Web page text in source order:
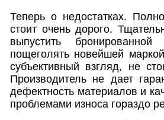
Теперь о недостатках.
стоит очень дорого.
выпустить
пощеголять новейшей
субъективный взгляд, не
Производитель не дает
дефектность материалов и
проблемами износа гораздо